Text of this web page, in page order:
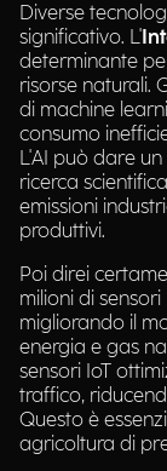
Diverse
significativo. L'
determinante
risorse naturali.
di machine
consumo
L'AI può dare
ricerca
emissioni
produttivi.
Poi direi
milioni di
migliorando il
energia e gas
sensori IoT
traffico,
Questo è
agricoltura di